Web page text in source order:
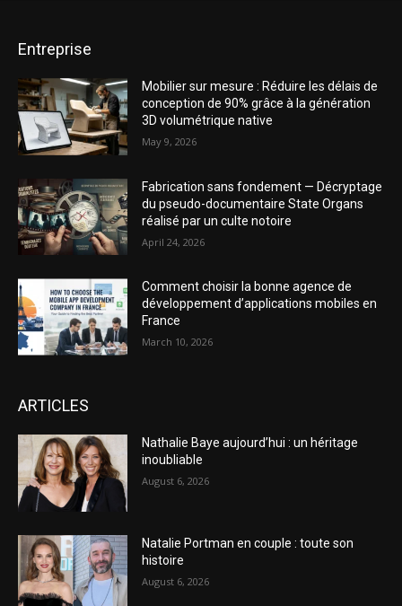
Entreprise
Mobilier sur mesure : Réduire les délais de
conception de 90% grâce à la génération
3D volumétrique native
May 9, 2026
Fabrication sans fondement — Décryptage
du pseudo-documentaire State Organs
réalisé par un culte notoire
April 24, 2026
Comment choisir la bonne agence de
développement d’applications mobiles en
France
March 10, 2026
ARTICLES
Nathalie Baye aujourd’hui : un héritage
inoubliable
August 6, 2026
Natalie Portman en couple : toute son
histoire
August 6, 2026